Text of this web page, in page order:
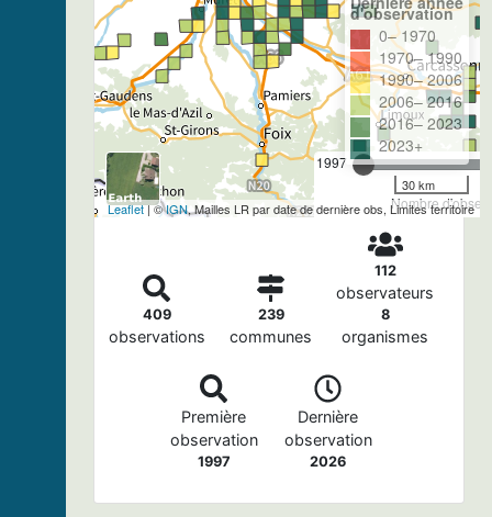
1997
Nombre
d'observation
0– 1970
1970– 1990
1990– 2006
2006– 2016
2016– 2023
2023+
30 km
Leaflet| ©IGN, Mailles LR par date de dernière obs, Limites territoire
409
observations
239
communes
112
observateurs
8
organismes
Première
observation
1997
Dernière
observation
2026